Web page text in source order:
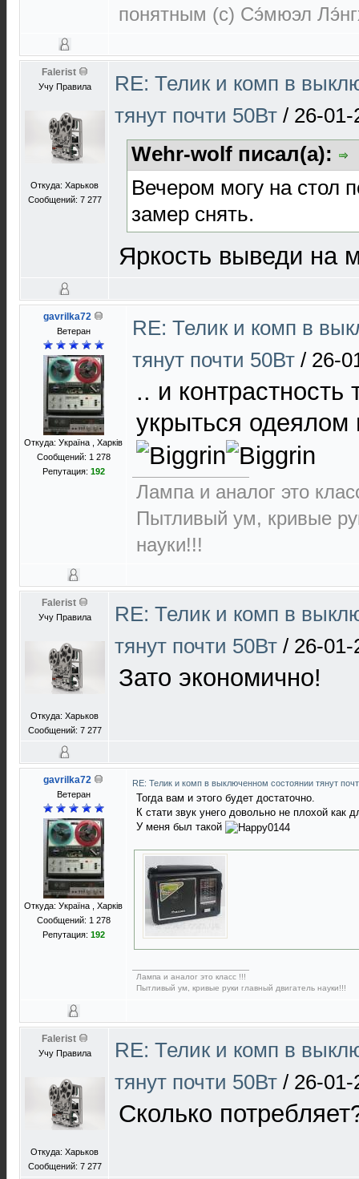
понятным (c) Сэ́мюэл
Falerist
Учу Правила
Откуда: Харьков
Сообщений: 7 277
RE: Телик и комп в
тянут почти 50Вт / 26-01-
Wehr-wolf писал(а):
Вечером могу на стол
замер снять.
Яркость выведи на
gavrilka72
Ветеран
Откуда: Україна , Харків
Сообщений: 1 278
Репутация: 192
RE: Телик и комп в
тянут почти 50Вт / 26-
.. и
укрыться одеялом
Лампа и аналог это
Пытливый ум, кривые
науки!!!
Falerist
Учу Правила
Откуда: Харьков
Сообщений: 7 277
RE: Телик и комп в
тянут почти 50Вт / 26-01-
Зато экономично!
gavrilka72
Ветеран
Откуда: Україна , Харків
Сообщений: 1 278
Репутация: 192
RE: Телик и комп в выключенном состоянии тянут
Тогда вам и этого будет достаточно.
К стати звук унего довольно не плохой как
У меня был такой
Лампа и аналог это класс !!!
Пытливый ум, кривые руки главный двигатель науки!!!
Falerist
Учу Правила
Откуда: Харьков
Сообщений: 7 277
RE: Телик и комп в
тянут почти 50Вт / 26-01-
Сколько